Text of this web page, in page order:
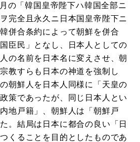
の「韓国皇帝陛下ハ韓国全部ニ
完全且永久ニ日本国皇帝陛下ニ
併合条約によって朝鮮を併合
臣民」となし、日本人としての
の名前を日本名に変えさせ、朝
教すらも日本の神道を強制し
朝鮮人を日本人同様に「天皇の
策であったが、同じ日本人とい
地戸籍」、朝鮮人は「朝鮮戸
。結局は日本に都合の良い「日
くることを目的としたものであ